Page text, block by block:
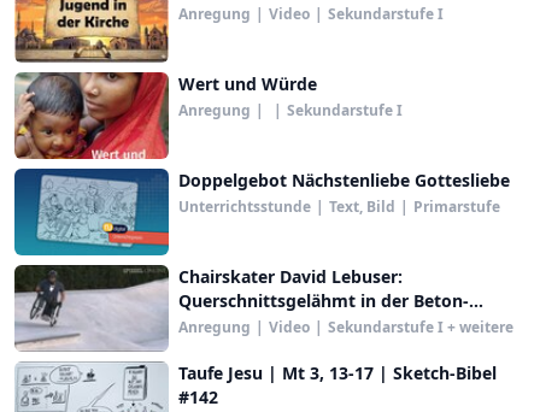
Anregung | Video | Sekundarstufe I
Wert und Würde
Anregung | | Sekundarstufe I
Doppelgebot Nächstenliebe Gottesliebe
Unterrichtsstunde | Text, Bild | Primarstufe
Chairskater David Lebuser:
Querschnittsgelähmt in der Beton-
Rampe
Anregung | Video | Sekundarstufe I + weitere
Taufe Jesu | Mt 3, 13-17 | Sketch-Bibel
#142